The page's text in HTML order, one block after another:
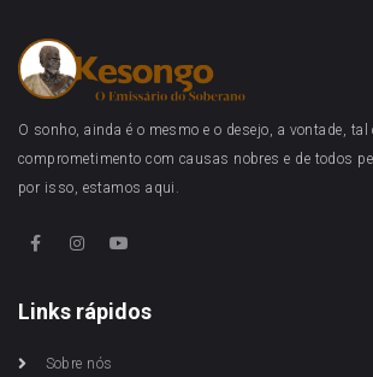
O sonho, ainda é o mesmo e o desejo, a vontade, tal
comprometimento com causas nobres e de todos
por isso, estamos aqui.
Links rápidos
Sobre nós